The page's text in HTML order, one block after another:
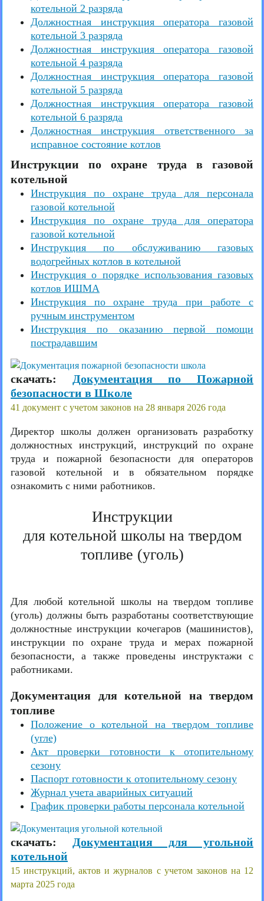
котельной 2 разряда
Должностная инструкция оператора газовой
котельной 3 разряда
Должностная инструкция оператора газовой
котельной 4 разряда
Должностная инструкция оператора газовой
котельной 5 разряда
Должностная инструкция оператора газовой
котельной 6 разряда
Должностная инструкция ответственного за
исправное состояние котлов
Инструкции по охране труда в газовой
котельной
Инструкция по охране труда для персонала
газовой котельной
Инструкция по охране труда для оператора
газовой котельной
Инструкция по обслуживанию газовых
водогрейных котлов в котельной
Инструкция о порядке использования газовых
котлов ИШМА
Инструкция по охране труда при работе с
ручным инструментом
Инструкция по оказанию первой помощи
пострадавшим
скачать:
Документация по Пожарной
безопасности в Школе
41 документ с учетом законов на 28 января 2026 года
Директор школы должен организовать разработку
должностных инструкций, инструкций по охране
труда и пожарной безопасности для операторов
газовой котельной и в обязательном порядке
ознакомить с ними работников.
Инструкции
для котельной школы на твердом
топливе (уголь)
Для любой котельной школы на твердом топливе
(уголь) должны быть разработаны соответствующие
должностные инструкции кочегаров (машинистов),
инструкции по охране труда и мерах пожарной
безопасности, а также проведены инструктажи с
работниками.
Документация для котельной на твердом
топливе
Положение о котельной на твердом топливе
(угле)
Акт проверки готовности к отопительному
сезону
Паспорт готовности к отопительному сезону
Журнал учета аварийных ситуаций
График проверки работы персонала котельной
скачать: Документация для угольной
котельной
15 инструкций, актов и журналов с учетом законов на 12
марта 2025 года